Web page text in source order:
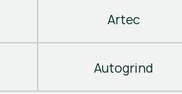
Artec
Autogrind